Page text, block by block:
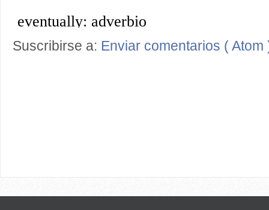
Suscribirse a: Enviar comentarios ( Atom